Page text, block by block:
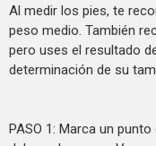
Al medir los pies, te
peso medio. También
pero uses el resultado
determinación de su
PASO 1: Marca un